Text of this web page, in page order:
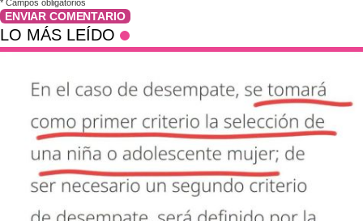
* Campos obligatorios
ENVIAR COMENTARIO
LO MÁS LEÍDO